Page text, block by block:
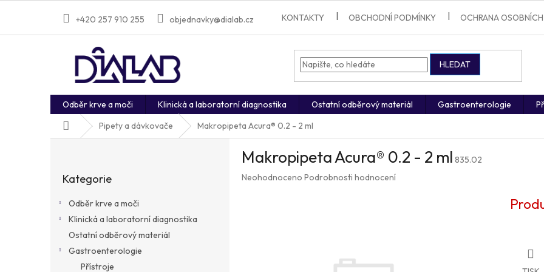
+420 257 910 255 objednavky@dialab.cz KONTAKTY OBCHODNÍ PODMÍNKY OCHRANA OSOBNÍCH
HLEDAT
Odběr krve a moči Klinická a laboratorní diagnostika Ostatní odběrový materiál Gastroenterologie
Domů Pipety a dávkovače Makropipeta Acura® 0.2 - 2 ml
kategorie
Kategorie
Odběr krve a moči
Klinická a laboratorní diagnostika
Ostatní odběrový materiál
Gastroenterologie
Přístroje
Makropipeta Acura® 0.2 - 2 ml 835.02
Průměrné
Neohodnoceno Podrobnosti hodnocení